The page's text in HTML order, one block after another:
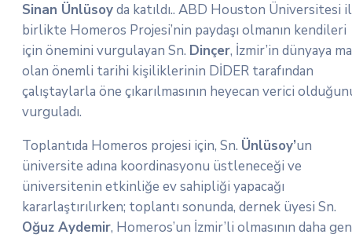
Sinan Ünlüsoyda katıldı.. ABD Houston Üniversitesi
birlikte Homeros Projesi’nin paydaşı olmanın kendileri
için önemini vurgulayan Sn. Dinçer, İzmir’in dünyaya
olan önemli tarihi kişiliklerinin DİDER tarafından
çalıştaylarla öne çıkarılmasının heyecan verici
vurguladı.
Toplantıda Homeros projesi için, Sn. Ünlüsoy’un
üniversite adına koordinasyonu üstleneceği ve
üniversitenin etkinliğe ev sahipliği yapacağı
kararlaştırılırken; toplantı sonunda, dernek üyesi Sn.
Oğuz Aydemir, Homeros’un İzmir’li olmasının daha